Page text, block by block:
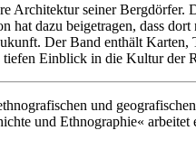
Architektur seiner
hat dazu beigetragen, dass
Der Band enthält Karten,
tiefen Einblick in die Kultur der
und
und Ethnographie«